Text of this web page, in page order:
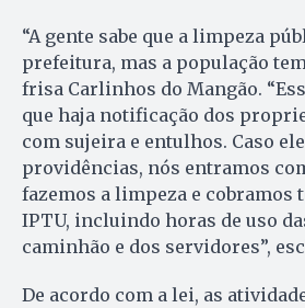
“A gente sabe que a limpeza
prefeitura, mas a população
frisa Carlinhos do Mangão.
que haja notificação dos
com sujeira e entulhos. Caso
providências, nós entramos
fazemos a limpeza e cobramos
IPTU, incluindo horas de uso
caminhão e dos servidores”,
De acordo com a lei, as